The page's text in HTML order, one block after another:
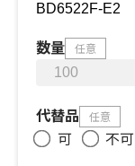
数量 任意
代替品 任意
可
不可